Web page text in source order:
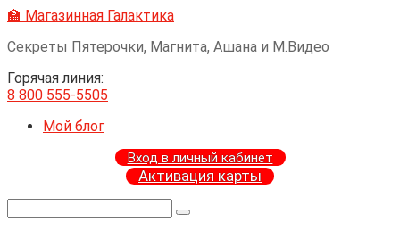
Перейти
контенту
🏫 Магазинная Галактика
Секреты Пятерочки, Магнита, Ашана и М.Видео
Горячая линия:
8 800 555-5505
Мой блог
Вход в личный кабинет
Активация карты